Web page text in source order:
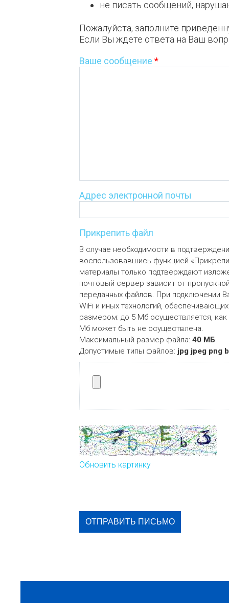
не писать сообщений,
Пожалуйста, заполните
Если Вы ждете ответа на Ваш
Ваше сообщение *
Адрес электронной почты
Прикрепить файл
В случае необходимости в
воспользовавшись функцией
материалы только подтверждают
почтовый сервер зависит от
переданных файлов. При подключении
WiFi и иных технологий,
размером: до 5 Мб осуществляется,
Мб может быть не осуществлена.
Максимальный размер файла: 40 МБ.
Допустимые типы файлов: jpg jpeg png
Обновить картинку